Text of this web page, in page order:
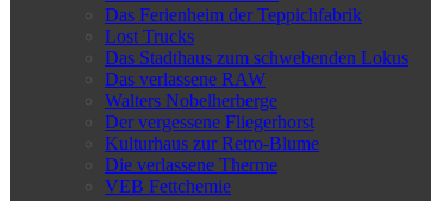
Das Ferienheim der Teppichfabrik
Lost Trucks
Das Stadthaus zum schwebenden Lokus
Das verlassene RAW
Walters Nobelherberge
Der vergessene Fliegerhorst
Kulturhaus zur Retro-Blume
Die verlassene Therme
VEB Fettchemie